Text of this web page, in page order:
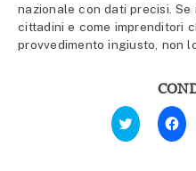
nazionale con dati precisi.
cittadini e come imprenditori
provvedimento ingiusto, non
Fai
clic
qui
Fai
clic
per